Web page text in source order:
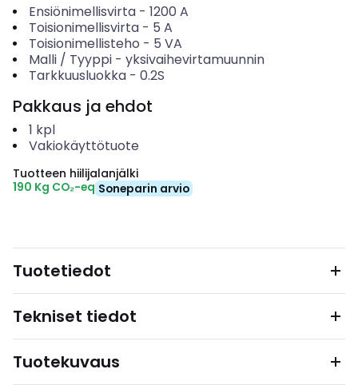
Ensiönimellisvirta- 1200 A
Toisionimellisvirta- 5 A
Toisionimellisteho - 5 VA
Malli / Tyyppi- yksivaihevirtamuunnin
Tarkkuusluokka- 0.2S
Pakkaus ja ehdot
1 kpl
Vakiokäyttötuote
Tuotteen hiilijalanjälki
190 Kg CO₂-eq Soneparin arvio
Tuotetiedot
Tekniset tiedot
Tuotekuvaus